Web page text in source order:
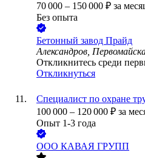
70 000 – 150 000 ₽ за
Без опыта
Бетонный завод Прайд
Александров,
Откликнитесь среди
Откликнуться
Специалист по охране
100 000 – 120 000 ₽ за
Опыт 1-3 года
ООО КАВАЯ ГРУПП